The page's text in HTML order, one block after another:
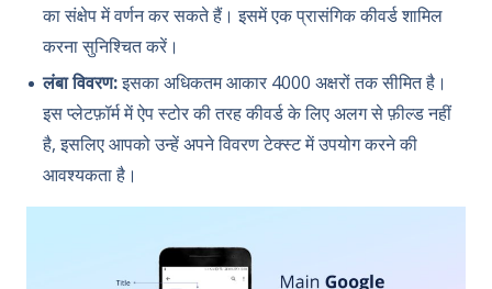
का संक्षेप में वर्णन कर सकते हैं। इसमें एक प्रासंगिक कीवर्ड शामिल
करना सुनिश्चित करें।
लंबा विवरण:इसका अधिकतम आकार 4000 अक्षरों तक सीमित है।
इस प्लेटफ़ॉर्म में ऐप स्टोर की तरह कीवर्ड के लिए अलग से फ़ील्ड नहीं
है, इसलिए आपको उन्हें अपने विवरण टेक्स्ट में उपयोग करने की
आवश्यकता है।